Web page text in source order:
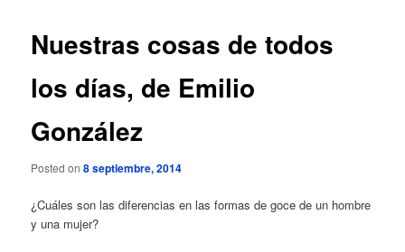
Nuestras cosas de todos
los días, de Emilio
González
Posted on8 septiembre, 2014
¿Cuáles son las diferencias en las formas de goce de un hombre
y una mujer?